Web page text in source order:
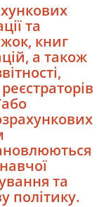
та
книг
а також
та
політику.